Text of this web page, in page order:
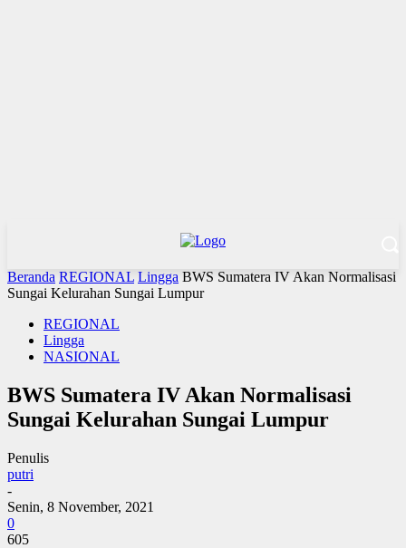
Beranda REGIONAL Lingga BWS Sumatera IV Akan Normalisasi
Sungai Kelurahan Sungai Lumpur
REGIONAL
Lingga
NASIONAL
BWS Sumatera IV Akan Normalisasi
Sungai Kelurahan Sungai Lumpur
Penulis
putri
-
Senin, 8 November, 2021
0
605